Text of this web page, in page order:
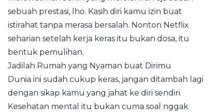
sebuah prestasi, lho. Kasih diri kamu izin buat
istirahat tanpa merasa bersalah. Nonton Netflix
seharian setelah kerja keras itu bukan dosa, itu
bentuk pemulihan.
Jadilah Rumah yang Nyaman buat Dirimu
Dunia ini sudah cukup keras, jangan ditambah lagi
dengan sikap kamu yang jahat ke diri sendiri.
Kesehatan mental itu bukan cuma soal nggak